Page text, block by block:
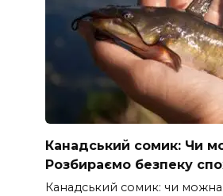
Канадський сомик: Чи
Розбираємо безпеку
Канадський сомик: чи можна